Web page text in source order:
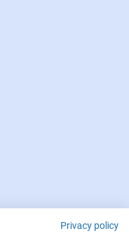
Privacy policy